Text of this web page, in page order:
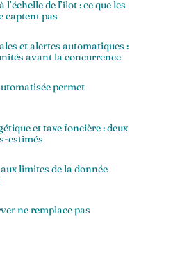
de l’îlot : ce que les
captent pas
et alertes automatiques :
avant la concurrence
permet
et taxe foncière : deux
estimés
limites de la donnée
ne remplace pas